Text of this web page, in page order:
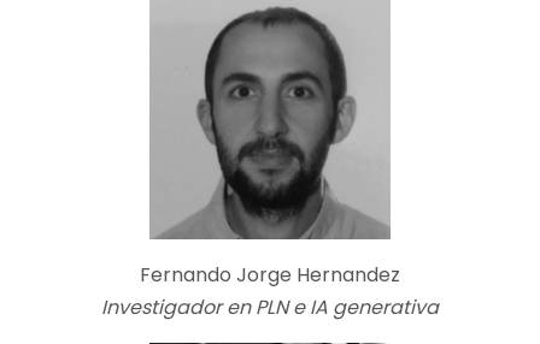
Fernando Jorge Hernandez
Investigador en PLN e IA generativa